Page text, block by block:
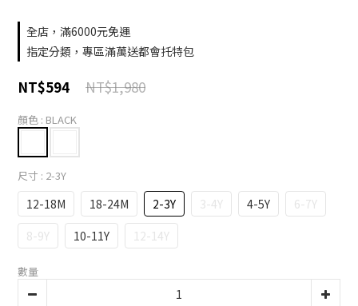
全店，滿6000元免運
指定分類，專區滿萬送都會托特包
NT$1,980
NT$594
顏色 : BLACK
尺寸 : 2-3Y
12-18M 18-24M 2-3Y 3-4Y 4-5Y
6-7Y
8-9Y
10-11Y 12-14Y
數量